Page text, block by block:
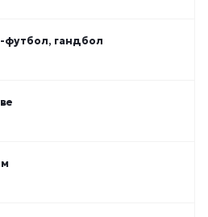
гандбол